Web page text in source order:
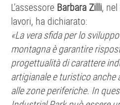
L’assessore Barbara Zilli,
lavori, ha dichiarato:
«La vera sfida per lo
montagna è garantire
progettualità di carattere
artigianale e turistico anche
alle zone periferiche. In